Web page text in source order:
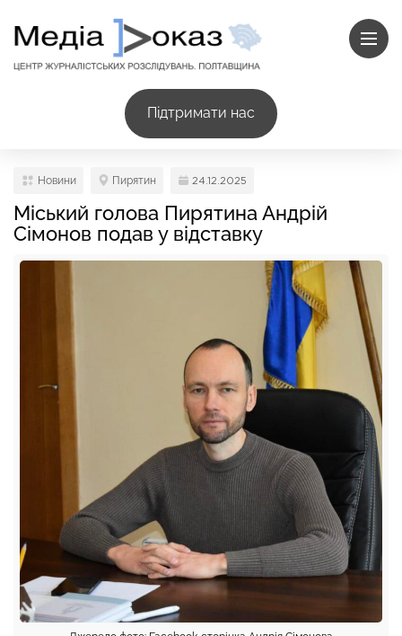
Підтримати нас
Новини Пирятин 24.12.2025
Міський голова Пирятина Андрій
Сімонов подав у відставку